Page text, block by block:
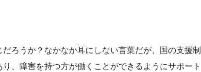
ろうか？なかなか耳にしない言葉だが、国の支援制
、障害を持つ方が働くことができるようにサポート